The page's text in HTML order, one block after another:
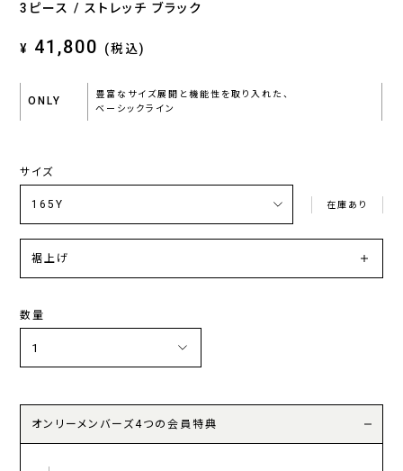
3ピース / ストレッチ ブラック
¥ 41,800 (税込)
ONLY
豊富なサイズ展開と機能性を取り入れた、
ベーシックライン
サイズ
在庫あり
裾上げ
数量
オンリーメンバーズ4つの会員特典